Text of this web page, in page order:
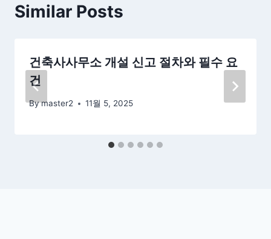
Similar Posts
건축사사무소 개설 신고 절차와 필수 요
건
Bymaster2 11월 5, 2025